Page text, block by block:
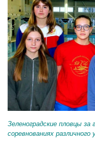
Зеленоградские пловцы за
соревнованиях различного